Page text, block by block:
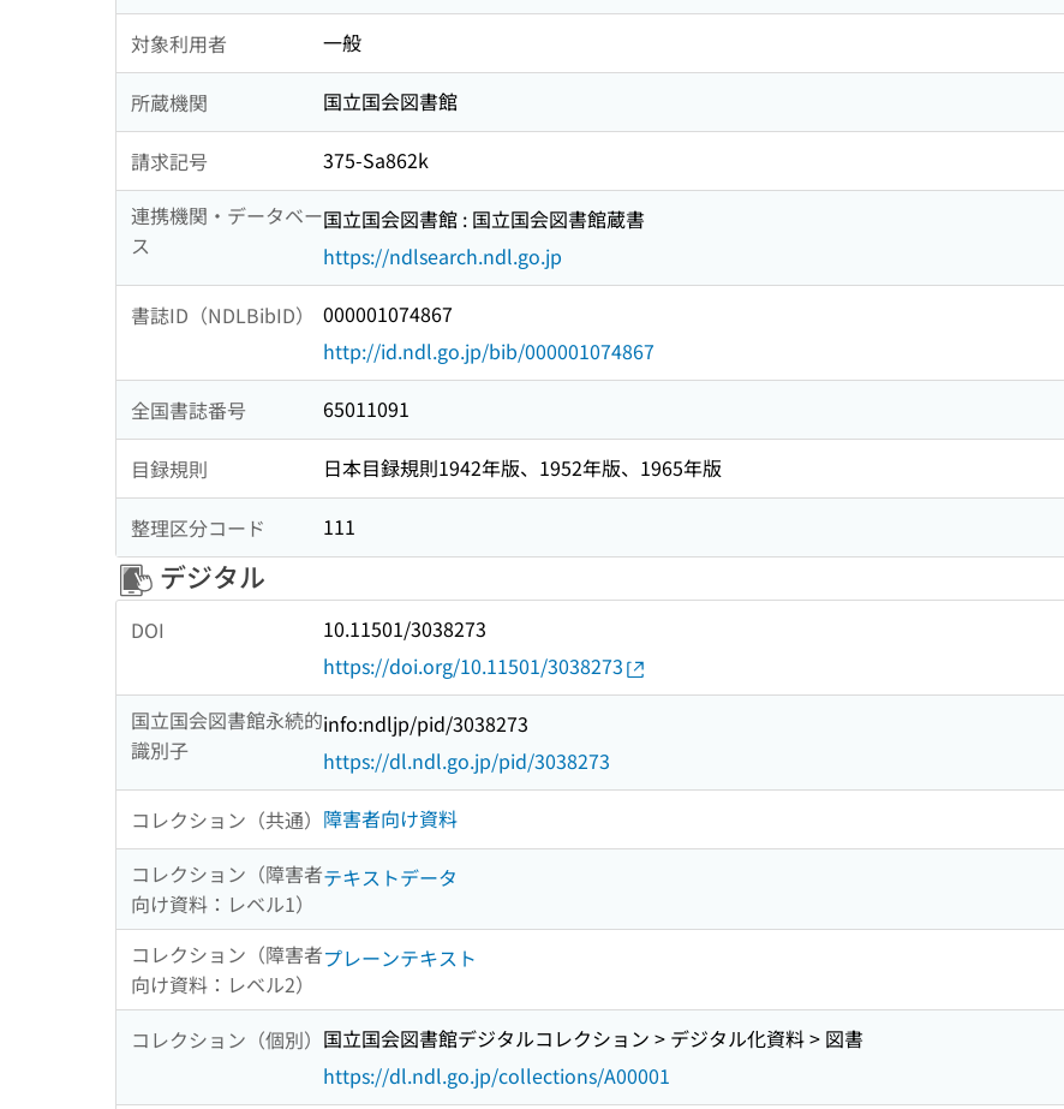
対象利用者 一般
所蔵機関 国立国会図書館
請求記号
375-Sa862k
連携機関・データベー
ス
国立国会図書館 : 国立国会図書館蔵書
https://ndlsearch.ndl.go.jp
書誌ID（NDLBibID）
000001074867
http://id.ndl.go.jp/bib/000001074867
全国書誌番号 65011091
目録規則 日本目録規則1942年版、1952年版、1965年版
整理区分コード 111
デジタル
DOI
10.11501/3038273
https://doi.org/10.11501/3038273
国立国会図書館永続的
識別子
info:ndljp/pid/3038273
https://dl.ndl.go.jp/pid/3038273
コレクション（共通） 障害者向け資料
コレクション（障害者
向け資料：レベル1）
テキストデータ
コレクション（障害者
向け資料：レベル2）
プレーンテキスト
コレクション（個別） 国立国会図書館デジタルコレクション > デジタル化資料 > 図書
https://dl.ndl.go.jp/collections/A00001